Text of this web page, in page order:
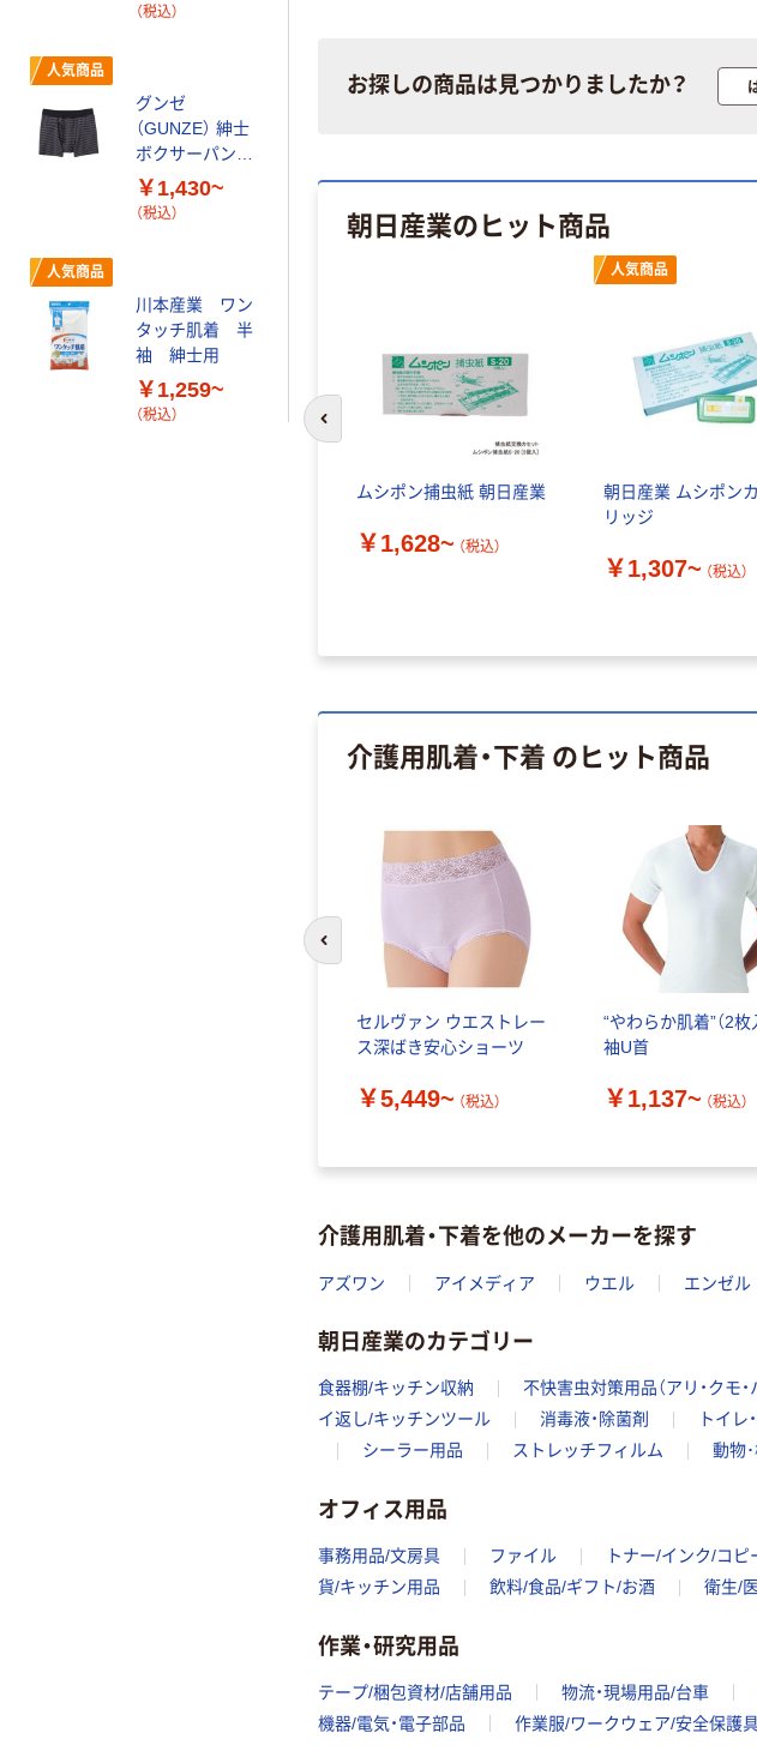
お探しの商品は見つかりましたか？
朝日産業のヒット商品
ムシポン捕虫紙 朝日産業
￥1,628~ （税込）
人気商品
朝日産業 ムシポン
リッジ
￥1,307~ （税込）
介護用肌着・下着 のヒット商品
セルヴァン ウエストレー
ス深ばき安心ショーツ
￥5,449~ （税込）
“やわらか肌着”（2枚
袖U首
￥1,137~ （税込）
前のスライドへ
介護用肌着・下着を他のメーカーを探す
アズワン アイメディア ウエル エンゼル
朝日産業のカテゴリー
食器棚/キッチン収納 不快害虫対策用品（アリ・クモ・
イ返し/キッチンツール
消毒液・除菌剤 トイレ
シーラー用品
ストレッチフィルム 動物
オフィス用品
事務用品/文房具 ファイル トナー/インク/コピ
貨/キッチン用品
飲料/食品/ギフト/お酒 衛生/
作業・研究用品
テープ/梱包資材/店舗用品 物流・現場用品/台車
機器/電気・電子部品
作業服/ワークウェア/安全保護具
（税込）
人気商品
グンゼ
（GUNZE） 紳士
ボクサーパンツ
（尿じみ対応） 綿
ベア天竺 前あき
￥1,430~
（税込）
人気商品
川本産業 ワン
タッチ肌着 半
袖 紳士用
￥1,259~
（税込）